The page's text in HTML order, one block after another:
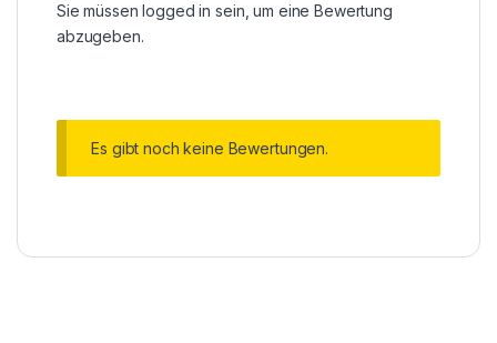
Sie müssenlogged in sein, um eine Bewertung
abzugeben.
Es gibt noch keine Bewertungen.